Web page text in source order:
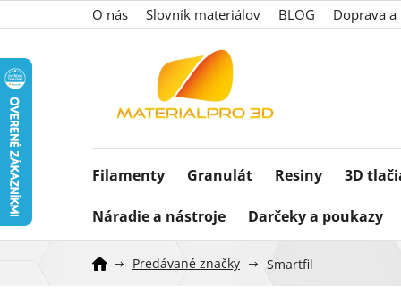
na
O nás Slovník materiálov BLOG Doprava
Filamenty Granulát Resiny 3D
Náradie a nástroje Darčeky a poukazy
Predávané značky Smartfil